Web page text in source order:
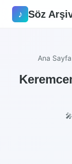
♪ Söz
Ana Sayfa